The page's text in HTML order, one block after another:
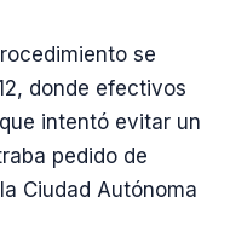
se
donde efectivos
intentó evitar un
pedido de
Ciudad Autónoma